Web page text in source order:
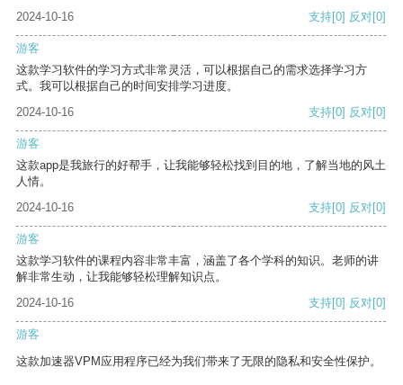
2024-10-16 支持[0] 反对[0]
游客
这款学习软件的学习方式非常灵活，可以根据自己的需求选择学习方
式。我可以根据自己的时间安排学习进度。
2024-10-16
支持[0] 反对[0]
游客
这款app是我旅行的好帮手，让我能够轻松找到目的地，了解当地的风土
人情。
2024-10-16
支持[0] 反对[0]
游客
这款学习软件的课程内容非常丰富，涵盖了各个学科的知识。老师的讲
解非常生动，让我能够轻松理解知识点。
2024-10-16
支持[0] 反对[0]
游客
这款加速器VPM应用程序已经为我们带来了无限的隐私和安全性保护。